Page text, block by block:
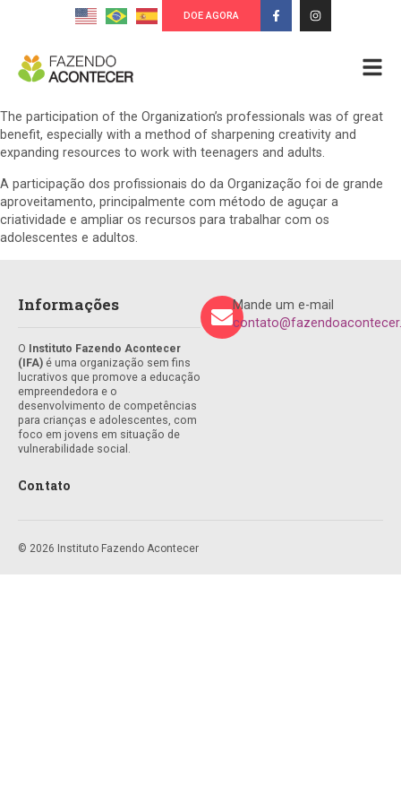
DOE AGORA
The participation of the Organization’s professionals was of great
benefit, especially with a method of sharpening creativity and
expanding resources to work with teenagers and adults.
A participação dos profissionais do da Organização foi de grande
aproveitamento, principalmente com método de aguçar a
criatividade e ampliar os recursos para trabalhar com os
adolescentes e adultos.
Informações
O Instituto Fazendo Acontecer
(IFA) é uma organização sem fins
lucrativos que promove a educação
empreendedora e o
desenvolvimento de competências
para crianças e adolescentes, com
foco em jovens em situação de
vulnerabilidade social.
Contato
Mande um e-mail
© 2026 Instituto Fazendo Acontecer